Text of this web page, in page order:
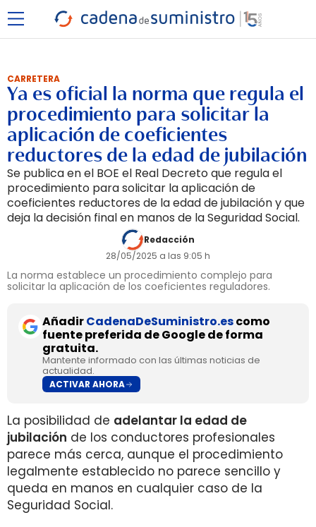
CARRETERA
Ya es oficial la norma que regula el
procedimiento para solicitar la
aplicación de coeficientes
reductores de la edad de jubilación
Se publica en el BOE el Real Decreto que regula el
procedimiento para solicitar la aplicación de
coeficientes reductores de la edad de jubilación y que
deja la decisión final en manos de la Seguridad Social.
Redacción
28/05/2025 a las 9:05 h
La norma establece un procedimiento complejo para
solicitar la aplicación de los coeficientes reguladores.
AñadirCadenaDeSuministro.escomo
fuente preferida de Google de forma
gratuita.
Mantente informado con las últimas noticias de
actualidad.
ACTIVAR AHORA
La posibilidad de adelantar la edad de
jubilación de los conductores profesionales
parece más cerca, aunque el procedimiento
legalmente establecido no parece sencillo y
queda en manos en cualquier caso de la
Seguridad Social.